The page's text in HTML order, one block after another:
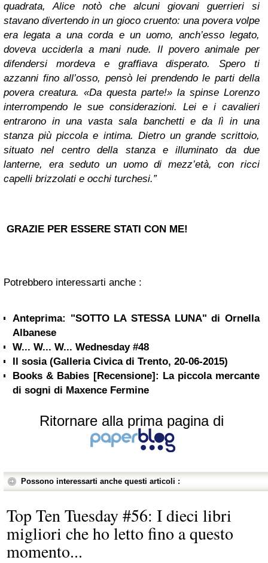
quadrata, Alice notò che alcuni giovani guerrieri si
stavano divertendo in un gioco cruento: una povera volpe
era legata a una corda e un uomo, anch’esso legato,
doveva ucciderla a mani nude. Il povero animale per
difendersi mordeva e graffiava disperato. Spero ti
azzanni fino all’osso, pensò lei prendendo le parti della
povera creatura. «Da questa parte!» la spinse Lorenzo
interrompendo le sue considerazioni. Lei e i cavalieri
entrarono in una vasta sala banchetti e da lì in una
stanza più piccola e intima. Dietro un grande scrittoio,
situato nel centro della stanza e illuminato da due
lanterne, era seduto un uomo di mezz’età, con ricci
capelli brizzolati e occhi turchesi.”
GRAZIE PER ESSERE STATI CON ME!
Potrebbero interessarti anche :
Anteprima: "SOTTO LA STESSA LUNA" di Ornella
Albanese
W... W... W... Wednesday #48
Il sosia (Galleria Civica di Trento, 20-06-2015)
Books & Babies [Recensione]: La piccola mercante
di sogni di Maxence Fermine
Ritornare alla prima pagina di
Possono interessarti anche questi articoli :
Top Ten Tuesday #56: I dieci libri
migliori che ho letto fino a questo
momento...